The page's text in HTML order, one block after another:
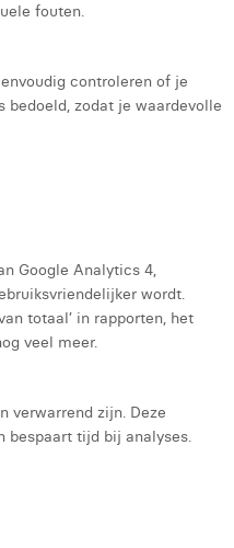
fouten.
controleren of je
zodat je waardevolle
Google Analytics 4,
wordt.
totaal’ in rapporten, het
veel meer.
verwarrend zijn. Deze
bespaart tijd bij analyses.